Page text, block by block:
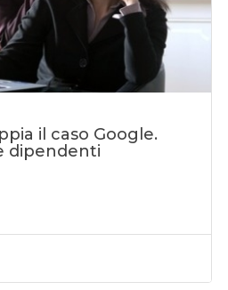
il caso Google.
dipendenti